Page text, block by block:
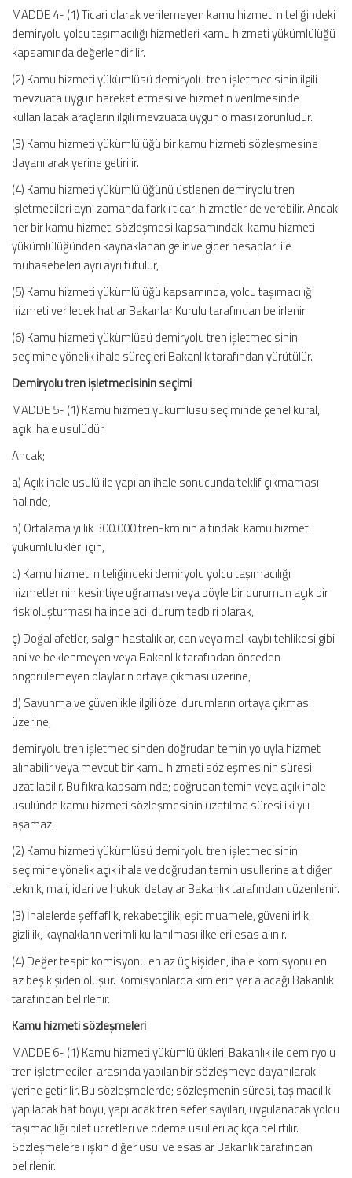
MADDE 4- (1) Ticari olarak verilemeyen kamu hizmeti niteliğindeki
demiryolu yolcu taşımacılığı hizmetleri kamu hizmeti yükümlülüğü
kapsamında değerlendirilir.
(2) Kamu hizmeti yükümlüsü demiryolu tren işletmecisinin ilgili
mevzuata uygun hareket etmesi ve hizmetin verilmesinde
kullanılacak araçların ilgili mevzuata uygun olması zorunludur.
(3) Kamu hizmeti yükümlülüğü bir kamu hizmeti sözleşmesine
dayanılarak yerine getirilir.
(4) Kamu hizmeti yükümlülüğünü üstlenen demiryolu tren
işletmecileri aynı zamanda farklı ticari hizmetler de verebilir. Ancak
her bir kamu hizmeti sözleşmesi kapsamındaki kamu hizmeti
yükümlülüğünden kaynaklanan gelir ve gider hesapları ile
muhasebeleri ayrı ayrı tutulur,
(5) Kamu hizmeti yükümlülüğü kapsamında, yolcu taşımacılığı
hizmeti verilecek hatlar Bakanlar Kurulu tarafından belirlenir.
(6) Kamu hizmeti yükümlüsü demiryolu tren işletmecisinin
seçimine yönelik ihale süreçleri Bakanlık tarafından yürütülür.
Demiryolu tren işletmecisinin seçimi
MADDE 5- (1) Kamu hizmeti yükümlüsü seçiminde genel kural,
açık ihale usulüdür.
Ancak;
a) Açık ihale usulü ile yapılan ihale sonucunda teklif çıkmaması
halinde,
b) Ortalama yıllık 300.000 tren-km’nin altındaki kamu hizmeti
yükümlülükleri için,
c) Kamu hizmeti niteliğindeki demiryolu yolcu taşımacılığı
hizmetlerinin kesintiye uğraması veya böyle bir durumun açık bir
risk oluşturması halinde acil durum tedbiri olarak,
ç) Doğal afetler, salgın hastalıklar, can veya mal kaybı tehlikesi gibi
ani ve beklenmeyen veya Bakanlık tarafından önceden
öngörülemeyen olayların ortaya çıkması üzerine,
d) Savunma ve güvenlikle ilgili özel durumların ortaya çıkması
üzerine,
demiryolu tren işletmecisinden doğrudan temin yoluyla hizmet
alınabilir veya mevcut bir kamu hizmeti sözleşmesinin süresi
uzatılabilir. Bu fıkra kapsamında; doğrudan temin veya açık ihale
usulünde kamu hizmeti sözleşmesinin uzatılma süresi iki yılı
aşamaz.
(2) Kamu hizmeti yükümlüsü demiryolu tren işletmecisinin
seçimine yönelik açık ihale ve doğrudan temin usullerine ait diğer
teknik, mali, idari ve hukuki detaylar Bakanlık tarafından düzenlenir.
(3) İhalelerde şeffaflık, rekabetçilik, eşit muamele, güvenilirlik,
gizlilik, kaynakların verimli kullanılması ilkeleri esas alınır.
(4) Değer tespit komisyonu en az üç kişiden, ihale komisyonu en
az beş kişiden oluşur. Komisyonlarda kimlerin yer alacağı Bakanlık
tarafından belirlenir.
Kamu hizmeti sözleşmeleri
MADDE 6- (1) Kamu hizmeti yükümlülükleri, Bakanlık ile demiryolu
tren işletmecileri arasında yapılan bir sözleşmeye dayanılarak
yerine getirilir. Bu sözleşmelerde; sözleşmenin süresi, taşımacılık
yapılacak hat boyu, yapılacak tren sefer sayıları, uygulanacak yolcu
taşımacılığı bilet ücretleri ve ödeme usulleri açıkça belirtilir.
Sözleşmelere ilişkin diğer usul ve esaslar Bakanlık tarafından
belirlenir.